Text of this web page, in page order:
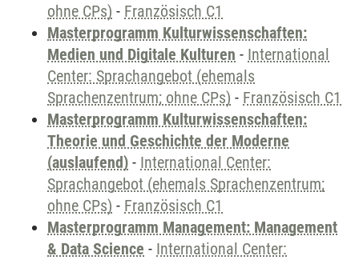
ohne CPs) - Französisch C1
Masterprogramm Kulturwissenschaften:
Medien und Digitale Kulturen - International
Center: Sprachangebot (ehemals
Sprachenzentrum; ohne CPs) - Französisch C1
Masterprogramm Kulturwissenschaften:
Theorie und Geschichte der Moderne
(auslaufend) - International Center:
Sprachangebot (ehemals Sprachenzentrum;
ohne CPs) - Französisch C1
Masterprogramm Management: Management
& Data Science - International Center: